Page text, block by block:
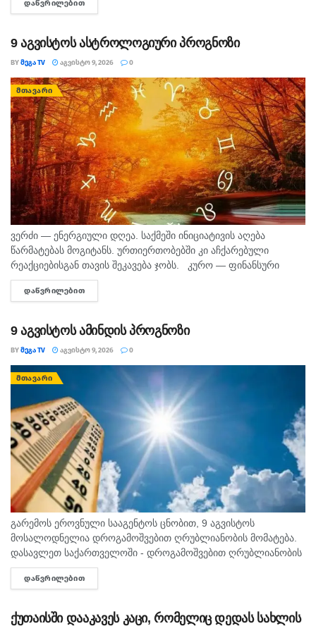
შინაგან საქმეთა სამინისტროს თბილისის პოლიციის
ᲓᲐᲬᲕᲠᲘᲚᲔᲑᲘᲗ
9 აგვისტოს ასტროლოგიური პროგნოზი
BYᲛᲔᲒᲐ TV ᲐᲒᲕᲘᲡᲢᲝ 9, 2026 0
ᲛᲗᲐᲕᲐᲠᲘ
ვერძი — ენერგიული დღეა. საქმეში ინიციატივის აღება
წარმატებას მოგიტანს. ურთიერთობებში კი აჩქარებული
რეაქციებისგან თავის შეკავება ჯობს. კურო — ფინანსური
საკითხების მოსაგვარებლად კარგი დღეა. შეიძლება
საინტერესო შესაძლებლობა გამოჩნდეს. პირად ცხოვრებაში...
ᲓᲐᲬᲕᲠᲘᲚᲔᲑᲘᲗ
9 აგვისტოს ამინდის პროგნოზი
BYᲛᲔᲒᲐ TV ᲐᲒᲕᲘᲡᲢᲝ 9, 2026 0
ᲛᲗᲐᲕᲐᲠᲘ
გარემოს ეროვნული სააგენტოს ცნობით, 9 აგვისტოს
მოსალოდნელია დროგამოშვებით ღრუბლიანობის მომატება.
დასავლეთ საქართველოში - დროგამოშვებით ღრუბლიანობის
მომატება. უმეტეს რაიონში ხანმოკლე წვიმა და ელჭექი, ზოგან
ძლიერი. დასავლეთის ქარი 10-15 მ/წმ, ელჭექის დროს
ᲓᲐᲬᲕᲠᲘᲚᲔᲑᲘᲗ
ქუთაისში დააკავეს კაცი, რომელიც დედას სახლის